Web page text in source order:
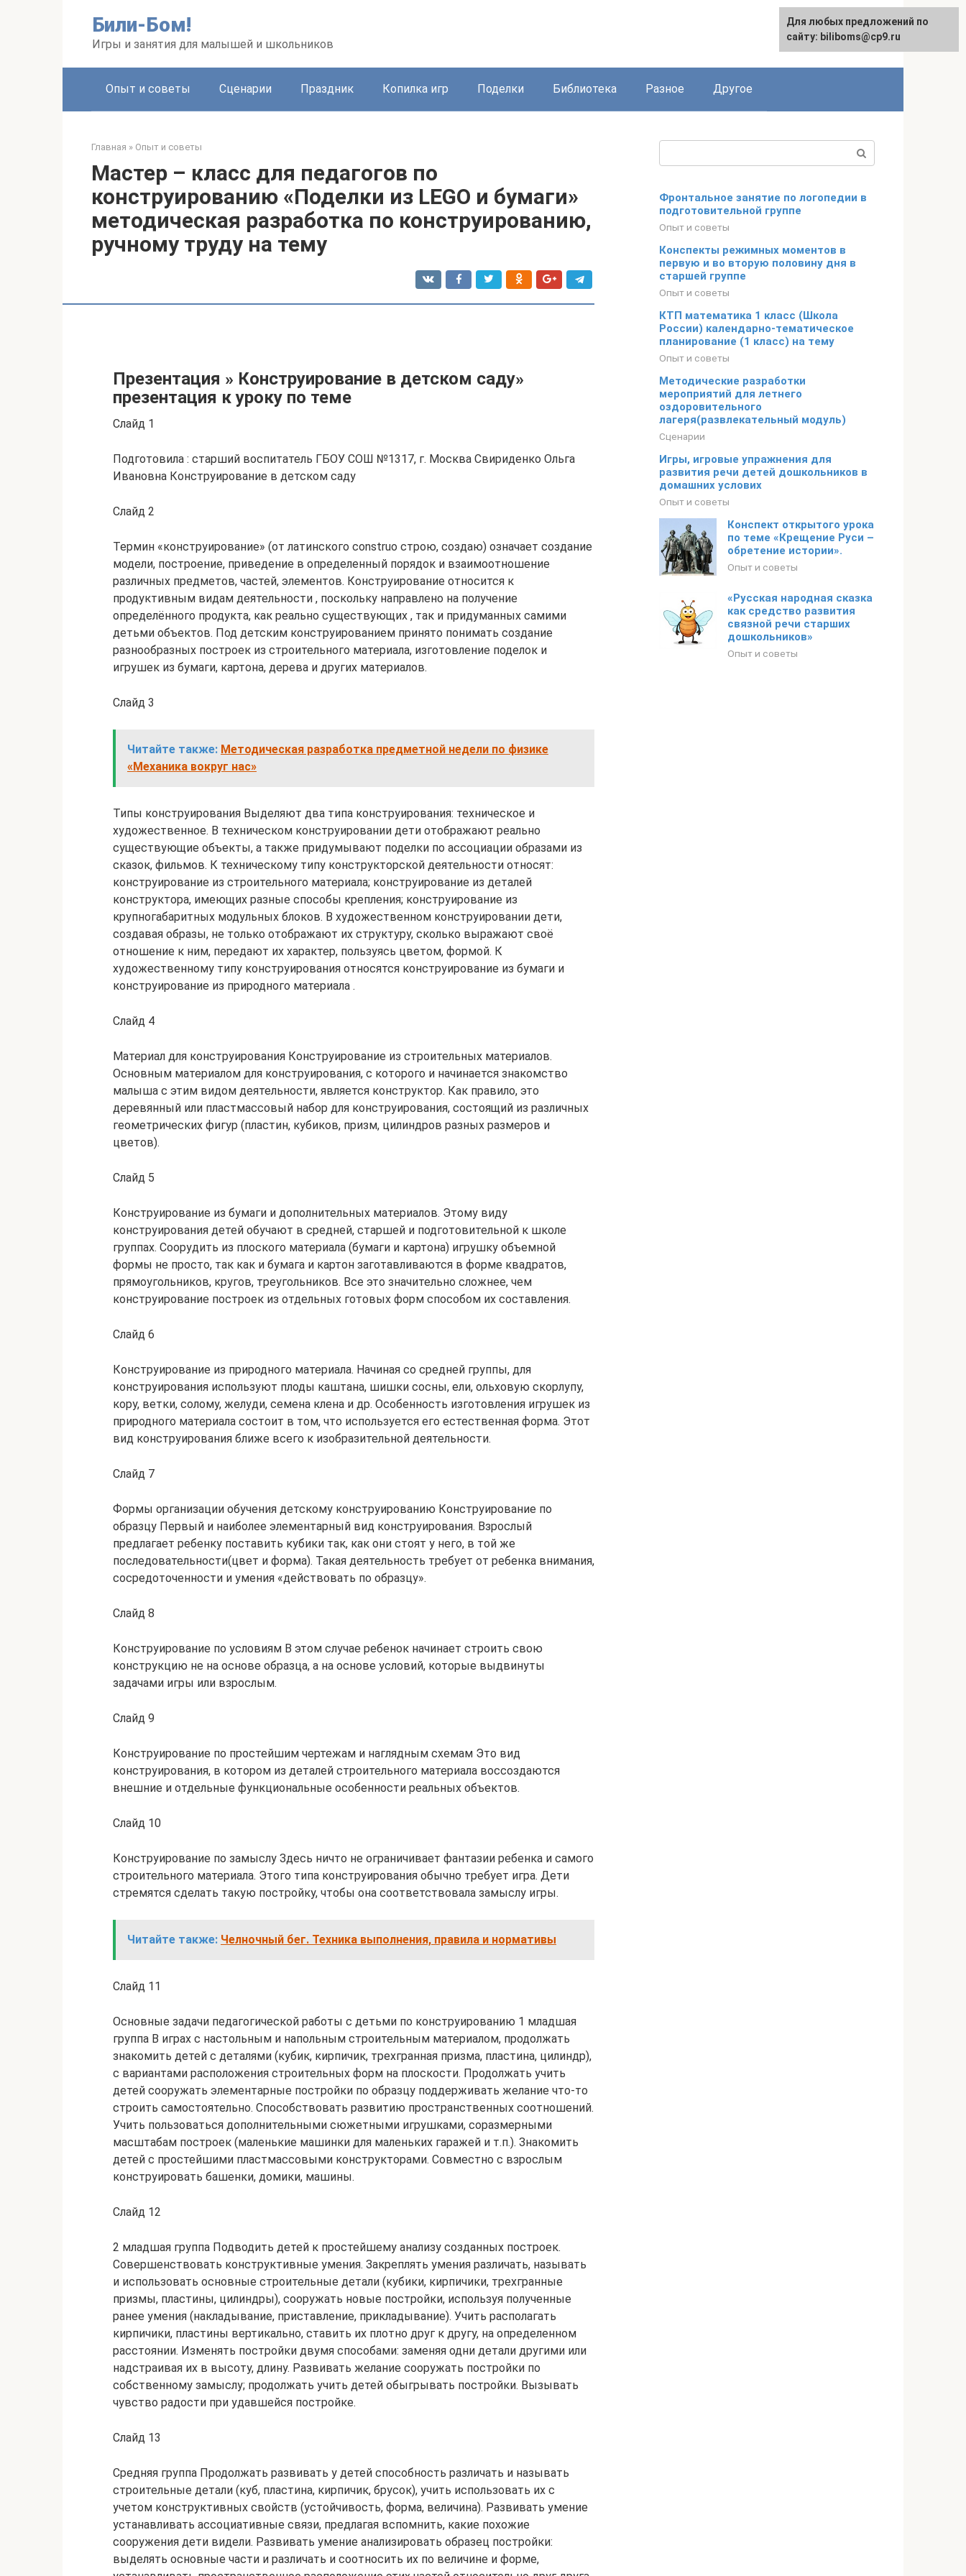
Били-Бом!
Игры и занятия для малышей и школьников
Опыт и советы Сценарии Праздник Копилка игр Поделки Библиотека Разное Другое
Главная » Опыт и советы
Мастер – класс для педагогов по
конструированию «Поделки из LEGO и бумаги»
методическая разработка по конструированию,
ручному труду на тему
Презентация » Конструирование в детском саду»
презентация к уроку по теме
Слайд 1
Подготовила : старший воспитатель ГБОУ СОШ №1317, г. Москва Свириденко Ольга
Ивановна Конструирование в детском саду
Слайд 2
Термин «конструирование» (от латинского construo строю, создаю) означает создание
модели, построение, приведение в определенный порядок и взаимоотношение
различных предметов, частей, элементов. Конструирование относится к
продуктивным видам деятельности , поскольку направлено на получение
определённого продукта, как реально существующих , так и придуманных самими
детьми объектов. Под детским конструированием принято понимать создание
разнообразных построек из строительного материала, изготовление поделок и
игрушек из бумаги, картона, дерева и других материалов.
Слайд 3
Читайте также: Методическая разработка предметной недели по физике
«Механика вокруг нас»
Типы конструирования Выделяют два типа конструирования: техническое и
художественное. В техническом конструировании дети отображают реально
существующие объекты, а также придумывают поделки по ассоциации образами из
сказок, фильмов. К техническому типу конструкторской деятельности относят:
конструирование из строительного материала; конструирование из деталей
конструктора, имеющих разные способы крепления; конструирование из
крупногабаритных модульных блоков. В художественном конструировании дети,
создавая образы, не только отображают их структуру, сколько выражают своё
отношение к ним, передают их характер, пользуясь цветом, формой. К
художественному типу конструирования относятся конструирование из бумаги и
конструирование из природного материала .
Слайд 4
Материал для конструирования Конструирование из строительных материалов.
Основным материалом для конструирования, с которого и начинается знакомство
малыша с этим видом деятельности, является конструктор. Как правило, это
деревянный или пластмассовый набор для конструирования, состоящий из различных
геометрических фигур (пластин, кубиков, призм, цилиндров разных размеров и
цветов).
Слайд 5
Конструирование из бумаги и дополнительных материалов. Этому виду
конструирования детей обучают в средней, старшей и подготовительной к школе
группах. Соорудить из плоского материала (бумаги и картона) игрушку объемной
формы не просто, так как и бумага и картон заготавливаются в форме квадратов,
прямоугольников, кругов, треугольников. Все это значительно сложнее, чем
конструирование построек из отдельных готовых форм способом их составления.
Слайд 6
Конструирование из природного материала. Начиная со средней группы, для
конструирования используют плоды каштана, шишки сосны, ели, ольховую скорлупу,
кору, ветки, солому, желуди, семена клена и др. Особенность изготовления игрушек из
природного материала состоит в том, что используется его естественная форма. Этот
вид конструирования ближе всего к изобразительной деятельности.
Слайд 7
Формы организации обучения детскому конструированию Конструирование по
образцу Первый и наиболее элементарный вид конструирования. Взрослый
предлагает ребенку поставить кубики так, как они стоят у него, в той же
последовательности(цвет и форма). Такая деятельность требует от ребенка внимания,
сосредоточенности и умения «действовать по образцу».
Слайд 8
Конструирование по условиям В этом случае ребенок начинает строить свою
конструкцию не на основе образца, а на основе условий, которые выдвинуты
задачами игры или взрослым.
Слайд 9
Конструирование по простейшим чертежам и наглядным схемам Это вид
конструирования, в котором из деталей строительного материала воссоздаются
внешние и отдельные функциональные особенности реальных объектов.
Слайд 10
Конструирование по замыслу Здесь ничто не ограничивает фантазии ребенка и самого
строительного материала. Этого типа конструирования обычно требует игра. Дети
стремятся сделать такую постройку, чтобы она соответствовала замыслу игры.
Читайте также: Челночный бег. Техника выполнения, правила и нормативы
Слайд 11
Основные задачи педагогической работы с детьми по конструированию 1 младшая
группа В играх с настольным и напольным строительным материалом, продолжать
знакомить детей с деталями (кубик, кирпичик, трехгранная призма, пластина, цилиндр),
с вариантами расположения строительных форм на плоскости. Продолжать учить
детей сооружать элементарные постройки по образцу поддерживать желание что-то
строить самостоятельно. Способствовать развитию пространственных соотношений.
Учить пользоваться дополнительными сюжетными игрушками, соразмерными
масштабам построек (маленькие машинки для маленьких гаражей и т.п.). Знакомить
детей с простейшими пластмассовыми конструкторами. Совместно с взрослым
конструировать башенки, домики, машины.
Слайд 12
2 младшая группа Подводить детей к простейшему анализу созданных построек.
Совершенствовать конструктивные умения. Закреплять умения различать, называть
и использовать основные строительные детали (кубики, кирпичики, трехгранные
призмы, пластины, цилиндры), сооружать новые постройки, используя полученные
ранее умения (накладывание, приставление, прикладывание). Учить располагать
кирпичики, пластины вертикально, ставить их плотно друг к другу, на определенном
расстоянии. Изменять постройки двумя способами: заменяя одни детали другими или
надстраивая их в высоту, длину. Развивать желание сооружать постройки по
собственному замыслу; продолжать учить детей обыгрывать постройки. Вызывать
чувство радости при удавшейся постройке.
Слайд 13
Средняя группа Продолжать развивать у детей способность различать и называть
строительные детали (куб, пластина, кирпичик, брусок), учить использовать их с
учетом конструктивных свойств (устойчивость, форма, величина). Развивать умение
устанавливать ассоциативные связи, предлагая вспомнить, какие похожие
сооружения дети видели. Развивать умение анализировать образец постройки:
выделять основные части и различать и соотносить их по величине и форме,
Фронтальное занятие по логопедии в
подготовительной группе
Опыт и советы
Конспекты режимных моментов в
первую и во вторую половину дня в
старшей группе
Опыт и советы
КТП математика 1 класс (Школа
России) календарно-тематическое
планирование (1 класс) на тему
Опыт и советы
Методические разработки
мероприятий для летнего
оздоровительного
лагеря(развлекательный модуль)
Сценарии
Игры, игровые упражнения для
развития речи детей дошкольников в
домашних услових
Опыт и советы
Конспект открытого урока
по теме «Крещение Руси –
обретение истории».
Опыт и советы
«Русская народная сказка
как средство развития
связной речи старших
дошкольников»
Опыт и советы
Для любых предложений по
сайту: biliboms@cp9.ru